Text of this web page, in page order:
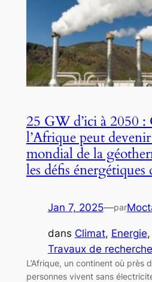
25 GW d’ici à 2050
l’Afrique peut
mondial de la
les défis
Jan 7, 2025—par
dans Climat, Energie,
Travaux de recherche
L’Afrique, un continent où près
personnes vivent sans